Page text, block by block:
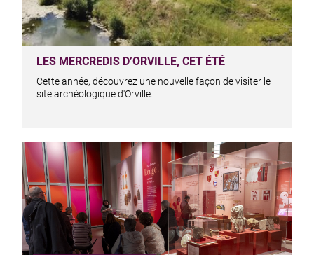
LES MERCREDIS D’ORVILLE, CET ÉTÉ
Cette année, découvrez une nouvelle façon de visiter le
site archéologique d'Orville.